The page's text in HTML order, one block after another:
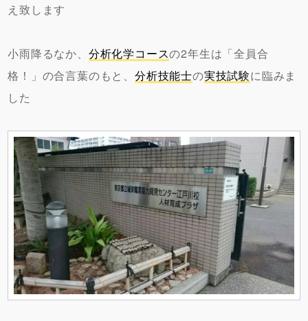
え致します
小雨降るなか、 分析化学コースの2年生は「全員合
格！」の合言葉のもと、 分析技能士の実技試験に臨みま
した